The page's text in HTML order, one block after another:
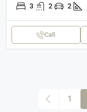
3 2 2
Call
1